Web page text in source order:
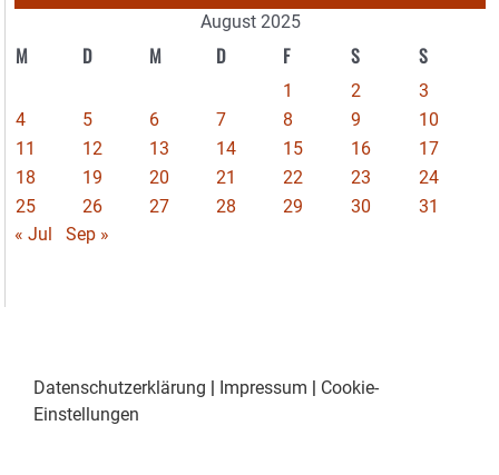
August 2025
M D M D F S S
1 2
3
4
5 6 7 8 9
10
11
12 13 14 15 16
17
18
19 20 21 22 23
24
25
26 27 28 29 30
31
« Jul
Sep »
Datenschutzerklärung | Impressum | Cookie-
Einstellungen